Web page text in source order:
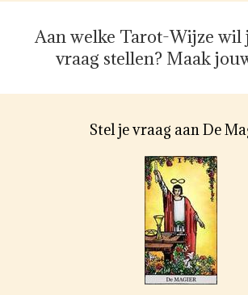
Aan welke Tarot-Wijze wil
vraag stellen? Maak
Stel je vraag aan De